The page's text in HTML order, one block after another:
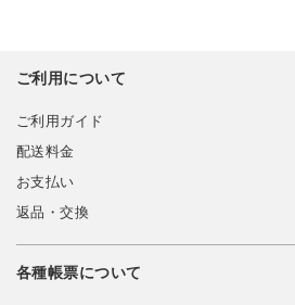
ご利用について
ご利用ガイド
配送料金
お支払い
返品・交換
各種帳票について